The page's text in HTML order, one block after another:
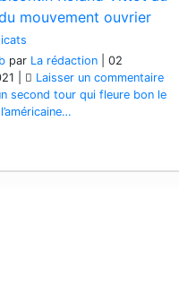
mouvement ouvrier
par La rédaction
02
Laisser un commentaire
second tour qui fleure bon le